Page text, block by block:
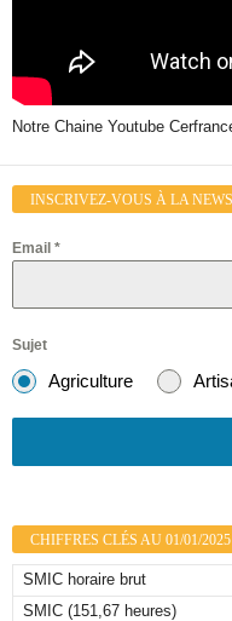
Notre Chaine Youtube
INSCRIVEZ-VOUS À LA
Email *
Sujet
Agriculture
CHIFFRES CLÉS AU 01/01/2025
SMIC horaire brut
SMIC (151,67 heures)